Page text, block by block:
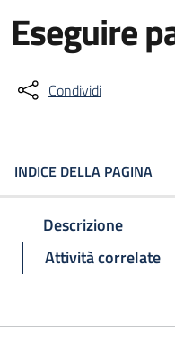
Eseguire
Condividi
INDICE DELLA PAGINA
Descrizione
Attività correlate